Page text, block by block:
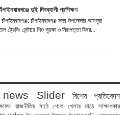
দুই দিনব্যাপী প্রশিক্ষণ
চাঁপাইনবাবগঞ্জ সদর উপজেলার আমনুরা
ট্রেনিং সেন্টারে শিশু সুরক্ষা ও নিরাপত্তা বিষয়...
Slider
বিশেষ প্রতিবেদন
রাজনীতির মাঠে শোক খেলার মাঠে
সাক্ষাৎকার